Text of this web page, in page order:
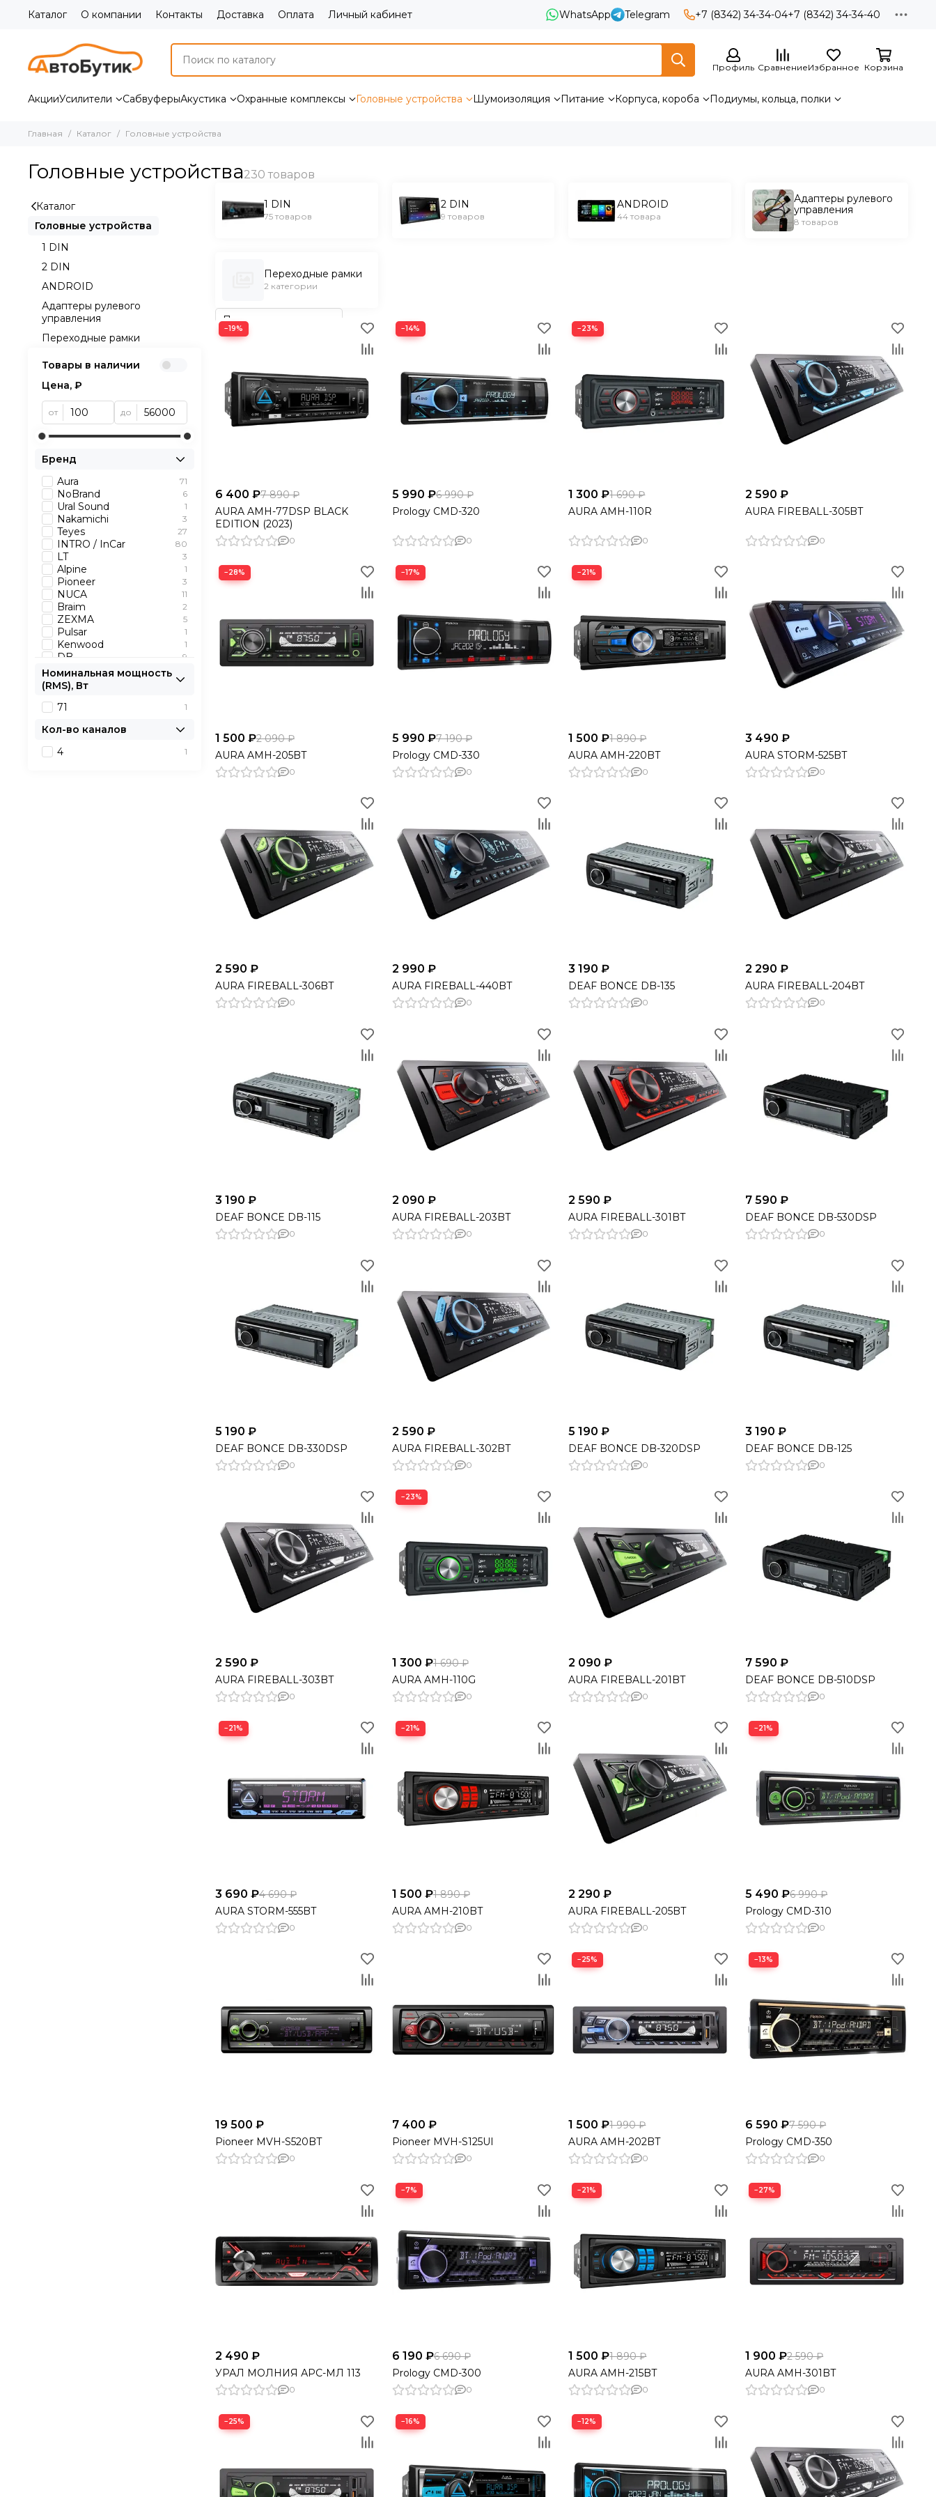
Каталог О компании Контакты Доставка Оплата Личный кабинет WhatsApp Telegram +7 (8342) 34-34-04+7 (8342) 34-34-40
Профиль СравнениеИзбранное Корзина
АкцииУсилители СабвуферыАкустика Охранные комплексы Головные устройства Шумоизоляция Питание Корпуса, короба Подиумы, кольца, полки
Главная Каталог Головные устройства
Головные устройства
1 DIN
75 товаров
2 DIN
9 товаров
ANDROID
44 товара
Адаптеры рулевого
управления
8 товаров
Переходные рамки
2 категории
−19%
6 400 ₽7 890 ₽
AURA AMH-77DSP BLACK
EDITION (2023)
0
−14%
5 990 ₽6 990 ₽
Prology CMD-320
0
−23%
1 300 ₽1 690 ₽
AURA AMH-110R
0
2 590 ₽
AURA FIREBALL-305BT
0
−28%
1 500 ₽2 090 ₽
AURA AMH-205BT
0
−17%
5 990 ₽7 190 ₽
Prology CMD-330
0
−21%
1 500 ₽1 890 ₽
AURA AMH-220BT
0
3 490 ₽
AURA STORM-525BT
0
2 590 ₽
AURA FIREBALL-306BT
0
2 990 ₽
AURA FIREBALL-440BT
0
3 190 ₽
DEAF BONCE DB-135
0
2 290 ₽
AURA FIREBALL-204BT
0
3 190 ₽
DEAF BONCE DB-115
0
2 090 ₽
AURA FIREBALL-203BT
0
2 590 ₽
AURA FIREBALL-301BT
0
7 590 ₽
DEAF BONCE DB-530DSP
0
5 190 ₽
DEAF BONCE DB-330DSP
0
2 590 ₽
AURA FIREBALL-302BT
0
5 190 ₽
DEAF BONCE DB-320DSP
0
3 190 ₽
DEAF BONCE DB-125
0
2 590 ₽
AURA FIREBALL-303BT
0
−23%
1 300 ₽1 690 ₽
AURA AMH-110G
0
2 090 ₽
AURA FIREBALL-201BT
0
7 590 ₽
DEAF BONCE DB-510DSP
0
−21%
3 690 ₽4 690 ₽
AURA STORM-555BT
0
−21%
1 500 ₽1 890 ₽
AURA AMH-210BT
0
2 290 ₽
AURA FIREBALL-205BT
0
−21%
5 490 ₽6 990 ₽
Prology CMD-310
0
19 500 ₽
Pioneer MVH-S520BT
0
7 400 ₽
Pioneer MVH-S125UI
0
−25%
1 500 ₽1 990 ₽
AURA AMH-202BT
0
−13%
6 590 ₽7 590 ₽
Prology CMD-350
0
2 490 ₽
УРАЛ МОЛНИЯ АРС-МЛ 113
0
−7%
6 190 ₽6 690 ₽
Prology CMD-300
0
−21%
1 500 ₽1 890 ₽
AURA AMH-215BT
0
−27%
1 900 ₽2 590 ₽
AURA AMH-301BT
0
−25% −16% −12%
Каталог
Головные устройства
1 DIN
2 DIN
ANDROID
Адаптеры рулевого
управления
Переходные рамки
Товары в наличии
Цена, ₽
от до
Бренд
Aura
71
NoBrand 6
Ural Sound 1
Nakamichi 3
Teyes 27
INTRO / InCar 80
LT 3
Alpine 1
Pioneer 3
NUCA 11
Braim 2
ZEXMA 5
Pulsar 1
Kenwood 1
DB 9
Prology
Номинальная мощность
(RMS), Вт
71
1
Кол-во каналов
4
1